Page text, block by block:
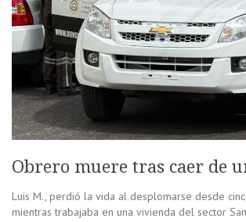
Obrero muere tras caer de
Luis M., perdió la vida al desplomarse desde
mientras trabajaba en una vivienda del sector